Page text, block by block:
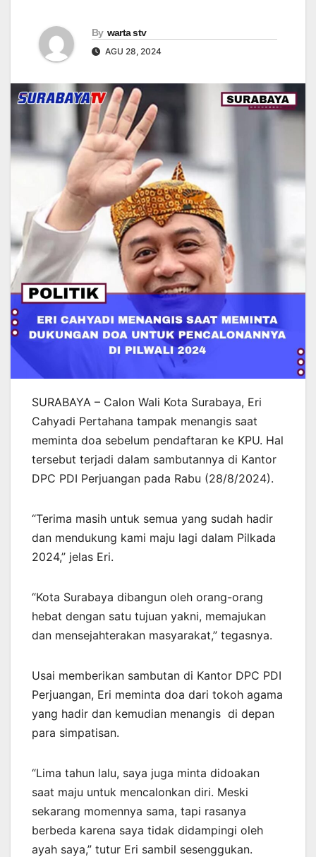
By warta stv
AGU 28, 2024
SURABAYA – Calon Wali Kota Surabaya, Eri
Cahyadi Pertahana tampak menangis saat
meminta doa sebelum pendaftaran ke KPU. Hal
tersebut terjadi dalam sambutannya di Kantor
DPC PDI Perjuangan pada Rabu (28/8/2024).
“Terima masih untuk semua yang sudah hadir
dan mendukung kami maju lagi dalam Pilkada
2024,” jelas Eri.
“Kota Surabaya dibangun oleh orang-orang
hebat dengan satu tujuan yakni, memajukan
dan mensejahterakan masyarakat,” tegasnya.
Usai memberikan sambutan di Kantor DPC PDI
Perjuangan, Eri meminta doa dari tokoh agama
yang hadir dan kemudian menangis di depan
para simpatisan.
“Lima tahun lalu, saya juga minta didoakan
saat maju untuk mencalonkan diri. Meski
sekarang momennya sama, tapi rasanya
berbeda karena saya tidak didampingi oleh
ayah saya,” tutur Eri sambil sesenggukan.